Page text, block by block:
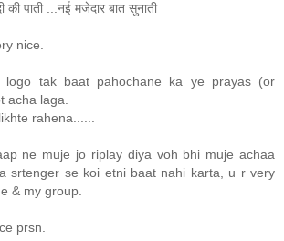
की पाती ...नई मजेदार बात सुनाती
nice.
logo tak baat pahochane ka ye prayas (or
acha laga.
rahena......
ne muje jo riplay diya voh bhi muje achaa
srtenger se koi etni baat nahi karta, u r very
& my group.
prsn.